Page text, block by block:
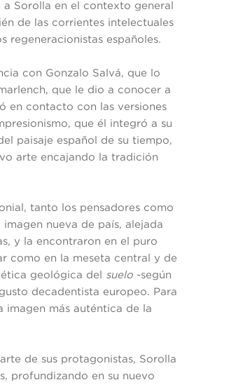
Sorolla en el contexto general
de las corrientes intelectuales
regeneracionistas españoles.
con Gonzalo Salvá, que lo
que le dio a conocer a
en contacto con las versiones
que él integró a su
paisaje español de su tiempo,
arte encajando la tradición
tanto los pensadores como
nueva de país, alejada
y la encontraron en el puro
como en la meseta central y de
geológica del suelo -según
decadentista europeo. Para
imagen más auténtica de la
de sus protagonistas, Sorolla
profundizando en su nuevo